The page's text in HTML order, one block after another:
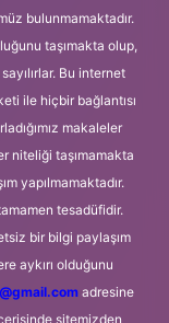
bulunmamaktadır.
taşımakta olup,
Bu internet
ile hiçbir bağlantısı
makaleler
niteliği taşımamakta
yapılmamaktadır.
tesadüfidir.
bir bilgi paylaşım
aykırı olduğunu
adresine
sitemizden